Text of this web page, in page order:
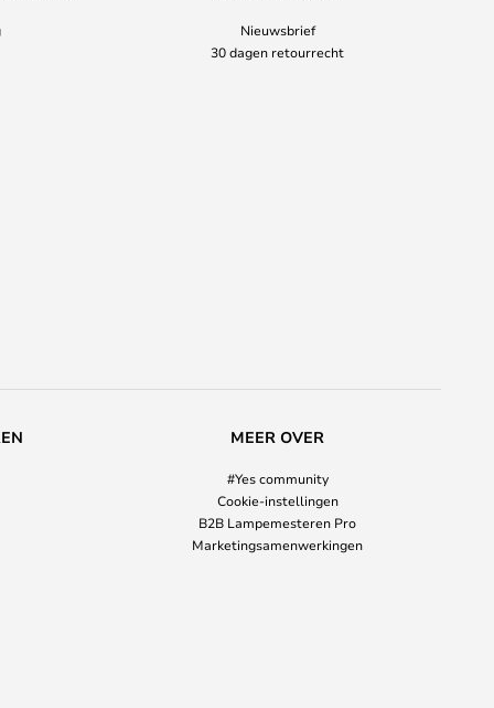
Nieuwsbrief
30 dagen retourrecht
MEER OVER
#Yes community
Cookie-instellingen
B2B Lampemesteren Pro
Marketingsamenwerkingen